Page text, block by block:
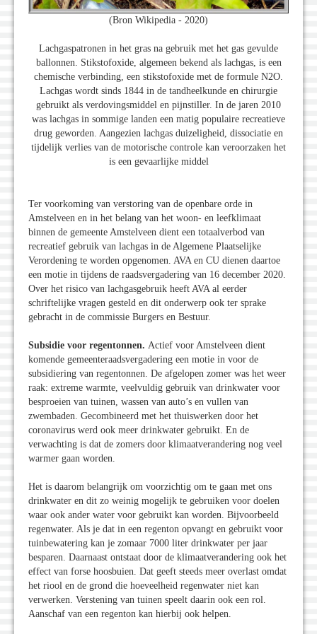
(Bron Wikipedia - 2020)
Lachgaspatronen in het gras na gebruik met het gas gevulde
ballonnen. Stikstofoxide, algemeen bekend als lachgas, is een
chemische verbinding, een stikstofoxide met de formule N2O.
Lachgas wordt sinds 1844 in de tandheelkunde en chirurgie
gebruikt als verdovingsmiddel en pijnstiller. In de jaren 2010
was lachgas in sommige landen een matig populaire recreatieve
drug geworden. Aangezien lachgas duizeligheid, dissociatie en
tijdelijk verlies van de motorische controle kan veroorzaken het
is een gevaarlijke middel
Ter voorkoming van verstoring van de openbare orde in
Amstelveen en in het belang van het woon- en leefklimaat
binnen de gemeente Amstelveen dient een totaalverbod van
recreatief gebruik van lachgas in de Algemene Plaatselijke
Verordening te worden opgenomen. AVA en CU dienen daartoe
een motie in tijdens de raadsvergadering van 16 december 2020.
Over het risico van lachgasgebruik heeft AVA al eerder
schriftelijke vragen gesteld en dit onderwerp ook ter sprake
gebracht in de commissie Burgers en Bestuur.
Subsidie voor regentonnen. Actief voor Amstelveen dient
komende gemeenteraadsvergadering een motie in voor de
subsidiering van regentonnen. De afgelopen zomer was het weer
raak: extreme warmte, veelvuldig gebruik van drinkwater voor
besproeien van tuinen, wassen van auto’s en vullen van
zwembaden. Gecombineerd met het thuiswerken door het
coronavirus werd ook meer drinkwater gebruikt. En de
verwachting is dat de zomers door klimaatverandering nog veel
warmer gaan worden.
Het is daarom belangrijk om voorzichtig om te gaan met ons
drinkwater en dit zo weinig mogelijk te gebruiken voor doelen
waar ook ander water voor gebruikt kan worden. Bijvoorbeeld
regenwater. Als je dat in een regenton opvangt en gebruikt voor
tuinbewatering kan je zomaar 7000 liter drinkwater per jaar
besparen. Daarnaast ontstaat door de klimaatverandering ook het
effect van forse hoosbuien. Dat geeft steeds meer overlast omdat
het riool en de grond die hoeveelheid regenwater niet kan
verwerken. Verstening van tuinen speelt daarin ook een rol.
Aanschaf van een regenton kan hierbij ook helpen.